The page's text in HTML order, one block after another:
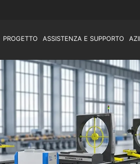
PROGETTO ASSISTENZA E SUPPORTO